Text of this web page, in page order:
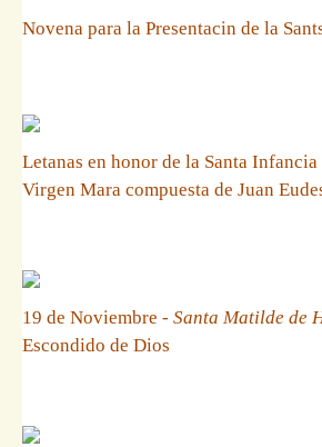
Novena para la Presentacin de la
Letanas en honor de la Santa Infancia
Virgen Mara compuesta de Juan
19 de Noviembre - Santa Matilde de
Escondido de Dios